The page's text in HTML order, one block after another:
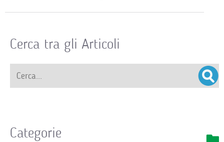
Cerca tra gli Articoli
Categorie